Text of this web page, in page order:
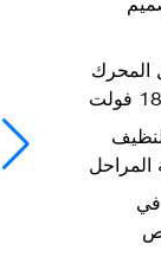
المحرك
المراحل